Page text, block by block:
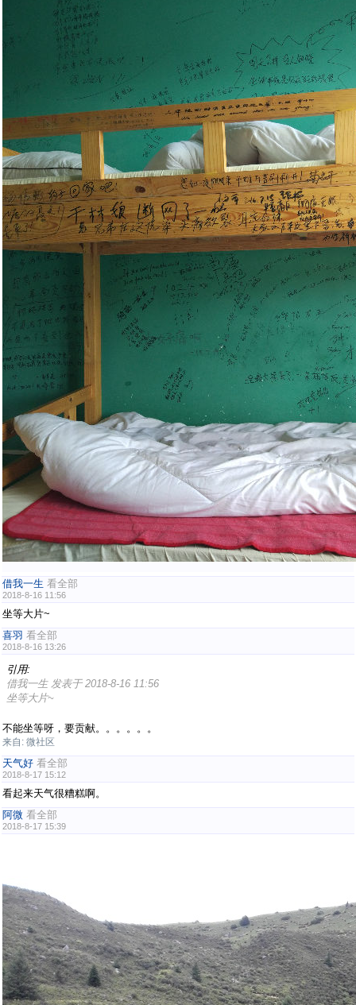
借我一生 看全部
2018-8-16 11:56
坐等大片~
喜羽 看全部
2018-8-16 13:26
引用:
借我一生 发表于 2018-8-16 11:56
坐等大片~
不能坐等呀，要贡献。。。。。。
来自: 微社区
天气好 看全部
2018-8-17 15:12
看起来天气很糟糕啊。
阿微 看全部
2018-8-17 15:39